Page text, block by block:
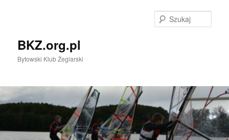
BKZ.org.pl
Bytowski Klub Żeglarski